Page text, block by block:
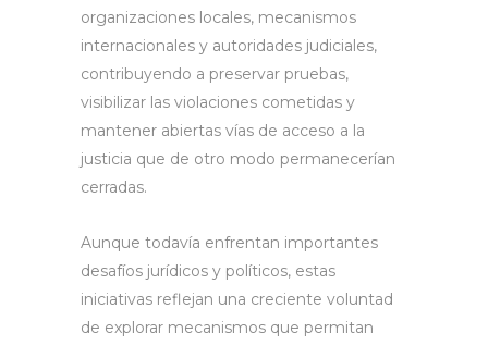
organizaciones locales, mecanismos
internacionales y autoridades judiciales,
contribuyendo a preservar pruebas,
visibilizar las violaciones cometidas y
mantener abiertas vías de acceso a la
justicia que de otro modo permanecerían
cerradas.
Aunque todavía enfrentan importantes
desafíos jurídicos y políticos, estas
iniciativas reflejan una creciente voluntad
de explorar mecanismos que permitan